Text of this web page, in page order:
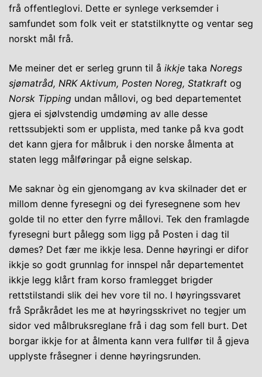
frå offentleglovi. Dette er synlege verksemder i
samfundet som folk veit er statstilknytte og ventar seg
norskt mål frå.
Me meiner det er serleg grunn til å ikkje taka Noregs
sjømatråd, NRK Aktivum, Posten Noreg, Statkraft og
Norsk Tipping undan mållovi, og bed departementet
gjera ei sjølvstendig umdøming av alle desse
rettssubjekti som er upplista, med tanke på kva godt
det kann gjera for målbruk i den norske ålmenta at
staten legg målføringar på eigne selskap.
Me saknar òg ein gjenomgang av kva skilnader det er
millom denne fyresegni og dei fyresegnene som hev
golde til no etter den fyrre mållovi. Tek den framlagde
fyresegni burt pålegg som ligg på Posten i dag til
dømes? Det fær me ikkje lesa. Denne høyringi er difor
ikkje so godt grunnlag for innspel når departementet
ikkje legg klårt fram korso framlegget brigder
rettstilstandi slik dei hev vore til no. I høyringssvaret
frå Språkrådet les me at høyringsskrivet no tegjer um
sidor ved målbruksreglane frå i dag som fell burt. Det
borgar ikkje for at ålmenta kann vera fullfør til å gjeva
upplyste fråsegner i denne høyringsrunden.